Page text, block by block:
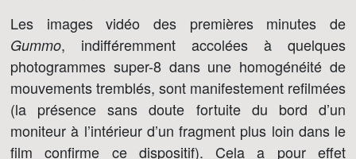
Les images vidéo des premières minutes de
Gummo, indifféremment accolées à quelques
photogrammes super-8 dans une homogénéité de
mouvements tremblés, sont manifestement refilmées
(la présence sans doute fortuite du bord d’un
moniteur à l’intérieur d’un fragment plus loin dans le
film confirme ce dispositif). Cela a pour effet